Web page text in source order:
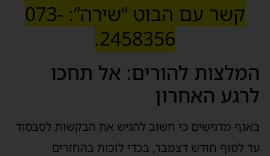
קשר עם הבוט “שירה”: 073-
2458356.
המלצות להורים: אל תחכו
לרגע האחרון
באגף מדגישים כי חשוב להגיש את הבקשות לסבסוד
עד לסוף חודש דצמבר, בכדי לזכות בהחזרים